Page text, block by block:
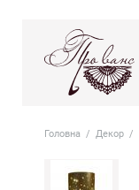
Головна Декор